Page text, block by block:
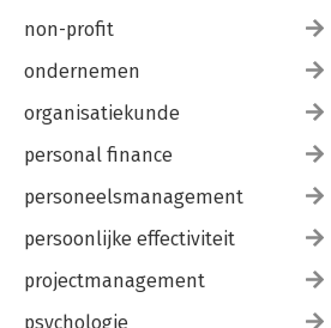
non-profit
ondernemen
organisatiekunde
personal finance
personeelsmanagement
persoonlijke effectiviteit
projectmanagement
psychologie